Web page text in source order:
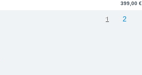
399,00 €
1 2